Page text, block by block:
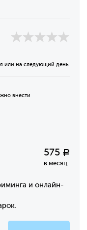
или на следующий день.
внести
575 Р
в месяц
и онлайн-